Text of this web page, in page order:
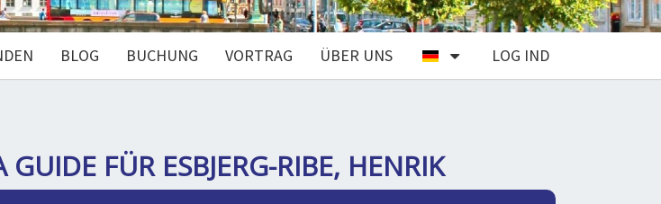
BLOG BUCHUNG VORTRAG ÜBER UNS LOG IND
GUIDE FÜR ESBJERG-RIBE, HENRIK